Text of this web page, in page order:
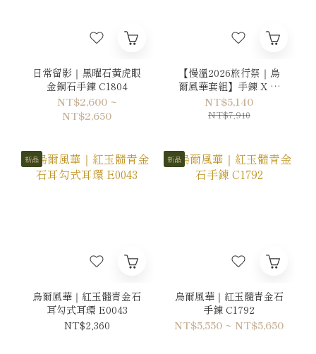
日常留影｜黑曜石黃虎眼
金銅石手鍊 C1804
NT$2,600 ~
NT$2,650
【慢溫2026旅行祭｜烏
爾風華套組】手鍊 X 耳
環
NT$5,140
NT$7,910
新品
烏爾風華｜紅玉髓青金石
耳勾式耳環 E0043
NT$2,360
新品
烏爾風華｜紅玉髓青金石
手鍊 C1792
NT$5,550 ~ NT$5,650